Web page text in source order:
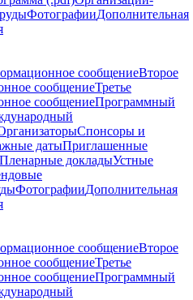
ФотографииДополнительная
сообщениеВторое
сообщениеТретье
сообщениеПрограммный
Спонсоры и
датыПриглашенные
Пленарные докладыУстные
ФотографииДополнительная
сообщениеВторое
сообщениеТретье
сообщениеПрограммный